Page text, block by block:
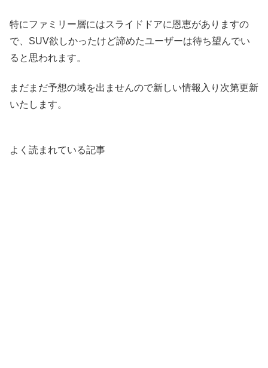
特にファミリー層にはスライドドアに恩恵がありますの
で、SUV欲しかったけど諦めたユーザーは待ち望んでい
ると思われます。
まだまだ予想の域を出ませんので新しい情報入り次第更新
いたします。
よく読まれている記事